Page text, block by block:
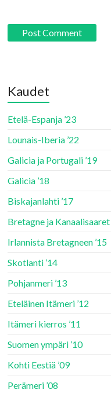
Kaudet
Etelä-Espanja ’23
Lounais-Iberia ’22
Galicia ja Portugali ’19
Galicia ’18
Biskajanlahti ’17
Bretagne ja Kanaalisaaret
Irlannista Bretagneen ’15
Skotlanti ’14
Pohjanmeri ’13
Eteläinen Itämeri ’12
Itämeri kierros ’11
Suomen ympäri ’10
Kohti Eestiä ’09
Perämeri ’08